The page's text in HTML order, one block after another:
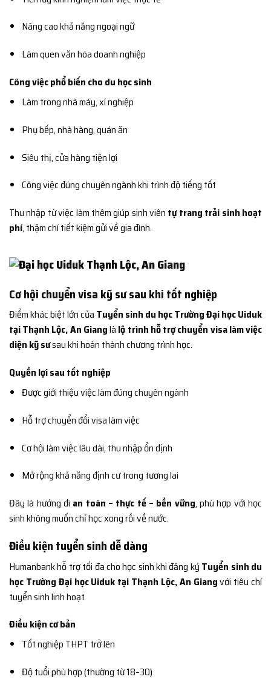
Nâng cao khả năng ngoại ngữ
Làm quen văn hóa doanh nghiệp
Công việc phổ biến cho du học sinh
Làm trong nhà máy, xí nghiệp
Phụ bếp, nhà hàng, quán ăn
Siêu thị, cửa hàng tiện lợi
Công việc đúng chuyên ngành khi trình độ tiếng tốt
Thu nhập từ việc làm thêm giúp sinh viên tự trang trải sinh hoạt
phí, thậm chí tiết kiệm gửi về gia đình.
Cơ hội chuyển visa kỹ sư sau khi tốt nghiệp
Điểm khác biệt lớn của Tuyển sinh du học Trường Đại học Uiduk
tại Thạnh Lộc, An Gianglà lộ trình hỗ trợ chuyển visa làm việc
diện kỹ sưsau khi hoàn thành chương trình học.
Quyền lợi sau tốt nghiệp
Được giới thiệu việc làm đúng chuyên ngành
Hỗ trợ chuyển đổi visa làm việc
Cơ hội làm việc lâu dài, thu nhập ổn định
Mở rộng khả năng định cư trong tương lai
Đây là hướng đi an toàn – thực tế – bền vững, phù hợp với học
sinh không muốn chỉ học xong rồi về nước.
Điều kiện tuyển sinh dễ dàng
Humanbank hỗ trợ tối đa cho học sinh khi đăng ký Tuyển sinh du
học Trường Đại học Uiduk tại Thạnh Lộc, An Giangvới tiêu chí
tuyển sinh linh hoạt.
Điều kiện cơ bản
Tốt nghiệp THPT trở lên
Độ tuổi phù hợp (thường từ 18–30)